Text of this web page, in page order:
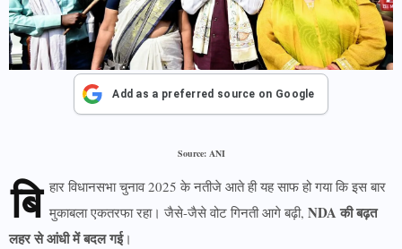
Add as a preferred source on Google
Source: ANI
बि हार विधानसभा चुनाव 2025 के नतीजे आते ही यह साफ हो गया कि इस बार
मुकाबला एकतरफा रहा। जैसे-जैसे वोट गिनती आगे बढ़ी, NDA की बढ़त
लहर से आंधी में बदल गई।